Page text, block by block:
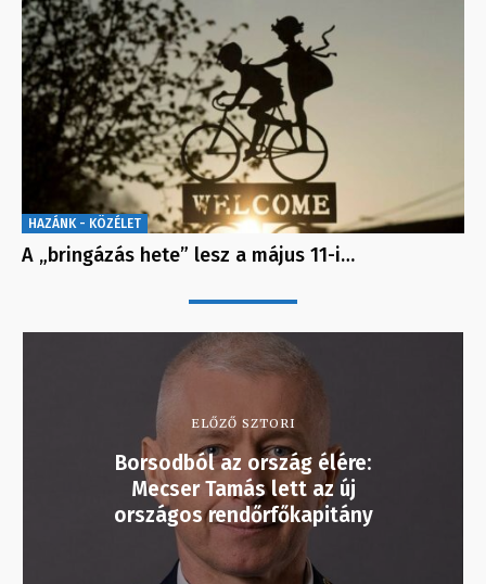
HAZÁNK - KÖZÉLET
A „bringázás hete” lesz a május 11-i…
ELŐZŐ SZTORI
Borsodból az ország élére:
Mecser Tamás lett az új
országos rendőrfőkapitány